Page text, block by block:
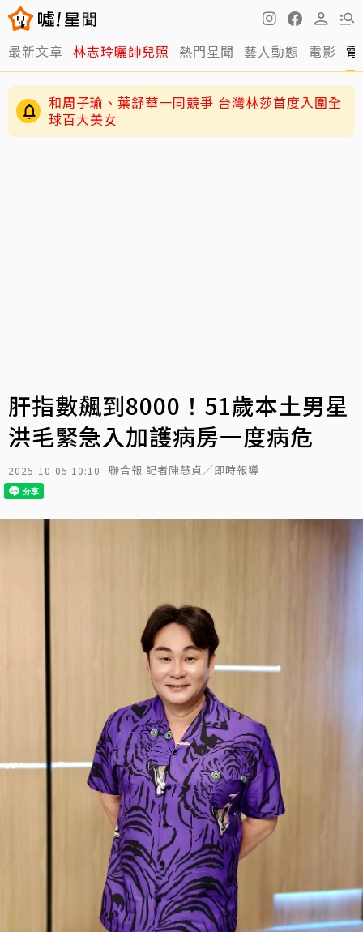
最新文章 林志玲曬帥兒照 熱門星聞 藝人動態 電影
和周子瑜、葉舒華一同競爭 台灣林莎首度入圍全
球百大美女
肝指數飆到8000！51歲本土男星
洪毛緊急入加護病房一度病危
2025-10-05 10:10 聯合報 記者陳慧貞／即時報導